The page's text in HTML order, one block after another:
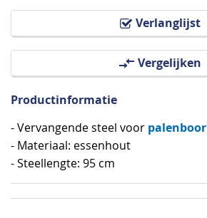
Verlanglijst
Vergelijken
van
Productinformatie
- Vervangende steel voor palenboor
- Materiaal: essenhout
- Steellengte: 95 cm